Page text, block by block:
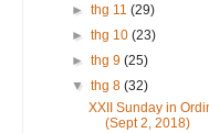
►thg 11(29)
►thg 10(23)
►thg 9(25)
▼thg 8(32)
XXII Sunday in
(Sept 2, 2018)